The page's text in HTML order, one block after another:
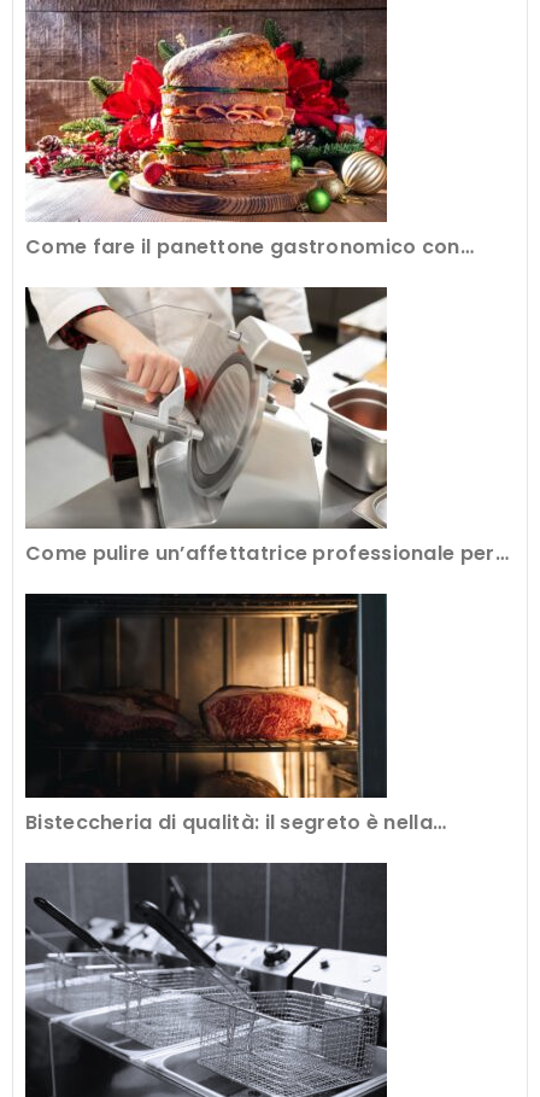
Come fare il panettone gastronomico con
Come pulire un’affettatrice professionale per
Bisteccheria di qualità: il segreto è nella